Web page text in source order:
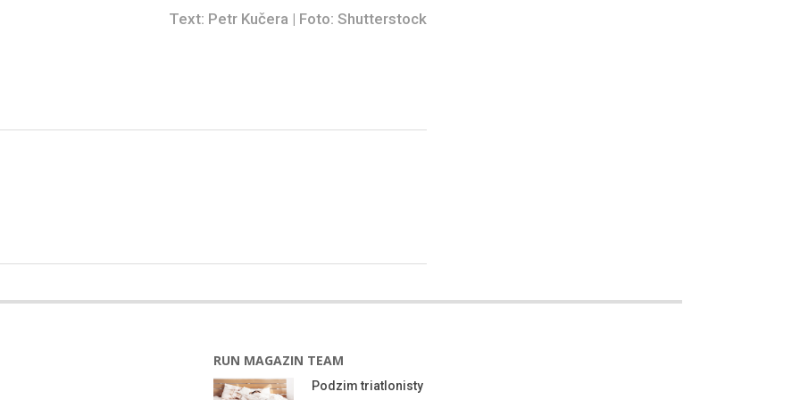
Text: Petr Kučera | Foto: Shutterstock
RUN MAGAZIN TEAM
Podzim triatlonisty